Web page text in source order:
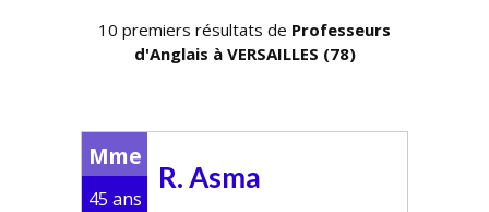
10 premiers résultats de Professeurs
d'Anglais à VERSAILLES (78)
Mme
45 ans
R. Asma